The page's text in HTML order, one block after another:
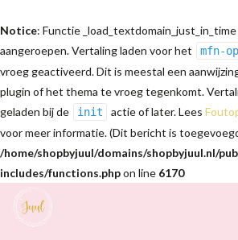
Notice: Functie
aangeroepen. Vertaling laden voor het
mfn-
vroeg geactiveerd. Dit is meestal een
plugin of het thema te vroeg tegenkomt.
geladen bij de
init actie of later. Lees
voor meer informatie. (Dit bericht is
/home/shopbyjuul/domains/shopbyjuul.nl/
includes/functions.phpon line 6170